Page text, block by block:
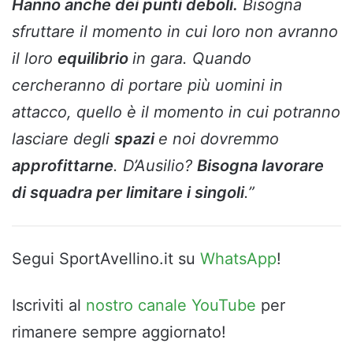
Hanno anche dei punti deboli. Bisogna
sfruttare il momento in cui loro non avranno
il loro equilibrio in gara. Quando
cercheranno di portare più uomini in
attacco, quello è il momento in cui potranno
lasciare degli spazi e noi dovremmo
approfittarne. D’Ausilio? Bisogna lavorare
di squadra per limitare i singoli.”
Segui SportAvellino.it su WhatsApp!
Iscriviti al nostro canale YouTube per
rimanere sempre aggiornato!